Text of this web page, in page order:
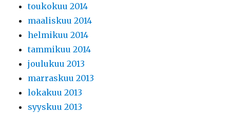
toukokuu 2014
maaliskuu 2014
helmikuu 2014
tammikuu 2014
joulukuu 2013
marraskuu 2013
lokakuu 2013
syyskuu 2013